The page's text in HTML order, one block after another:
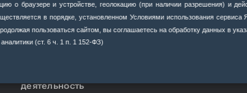
о браузере и устройстве, геолокацию (при наличии разрешения) и
в порядке, установленном Условиями использования
пользоваться сайтом, вы соглашаетесь на обработку данных в
(ст. 6 ч. 1 п. 1 152‑ФЗ)
Новости
Вакансии
деятельность